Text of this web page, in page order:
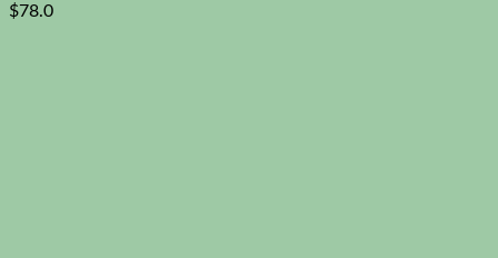
$78.0